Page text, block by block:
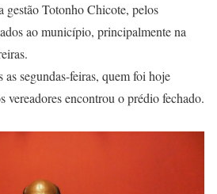
gestão Totonho Chicote, pelos
ao município, principalmente na
as segundas-feiras, quem foi hoje
vereadores encontrou o prédio fechado.